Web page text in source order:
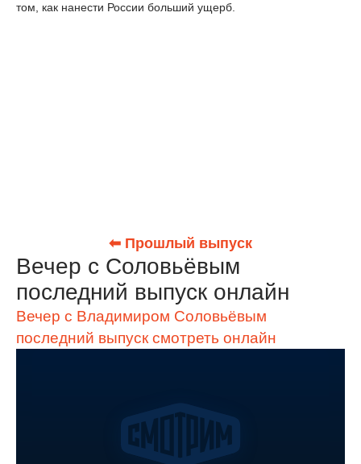
том, как нанести России больший ущерб.
⬅ Прошлый выпуск
Вечер с Соловьёвым
последний выпуск онлайн
Вечер с Владимиром Соловьёвым
последний выпуск смотреть онлайн